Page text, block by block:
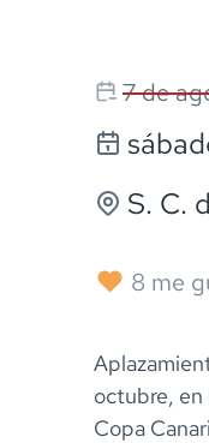
7 de
S. C.
8 me
octubre, en
Copa